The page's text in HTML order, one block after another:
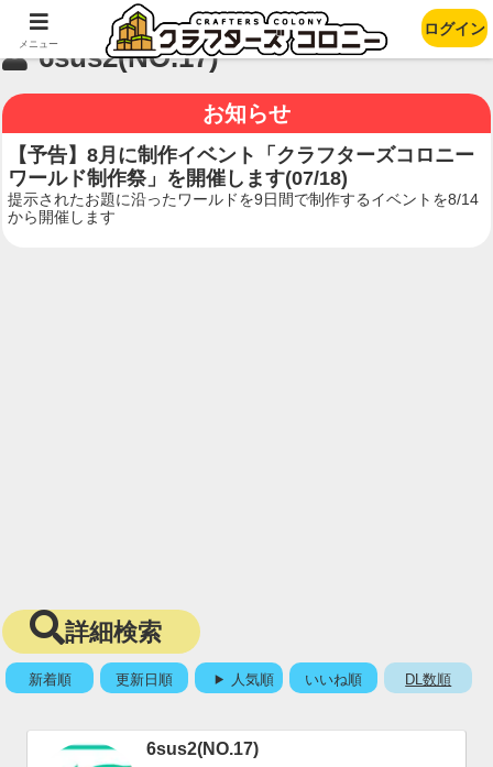
6sus2(NO.17)
お知らせ
【予告】8月に制作イベント「クラフターズコロニー
ワールド制作祭」を開催します(07/18)
提示されたお題に沿ったワールドを9日間で制作するイベントを8/14
から開催します
詳細検索
新着順 更新日順 人気順 いいね順 DL数順
6sus2(NO.17)
メニュー
ログイン